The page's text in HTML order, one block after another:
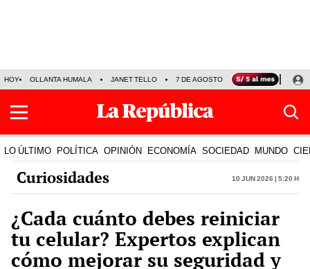
HOY OLLANTA HUMALA JANET TELLO 7 DE AGOSTO TINKA RESULTADOS
LO ÚLTIMO POLÍTICA OPINIÓN ECONOMÍA SOCIEDAD MUNDO
Curiosidades 10 Jun 2026 | 5:20 h
¿Cada cuánto debes reiniciar
tu celular? Expertos explican
cómo mejorar su seguridad y